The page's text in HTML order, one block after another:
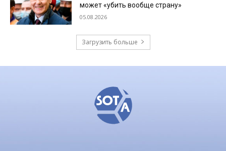
может «убить вообще страну»
05.08.2026
Загрузить больше